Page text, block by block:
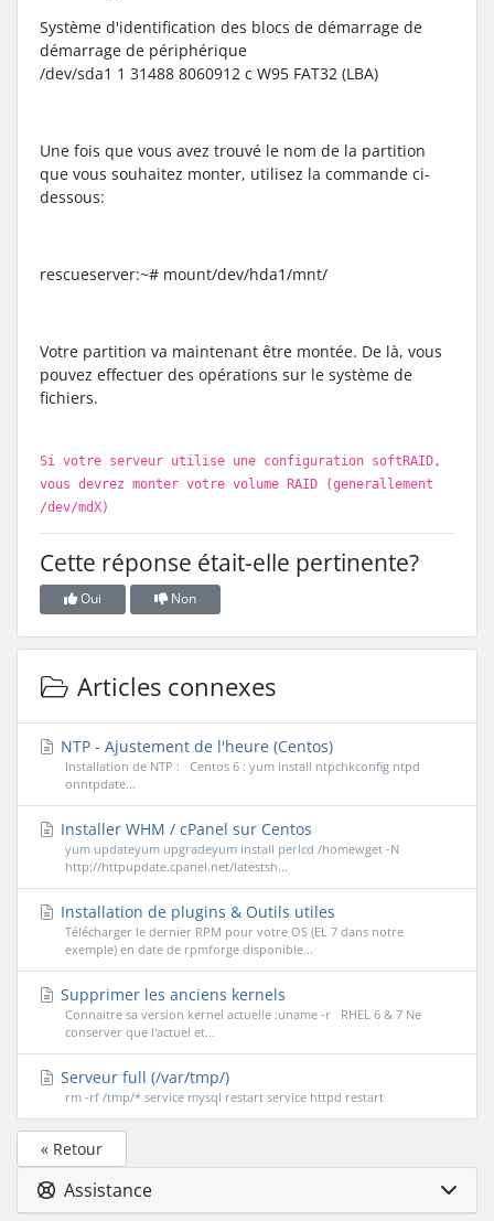
Système d'identification des blocs de démarrage de
démarrage de périphérique
/dev/sda1 1 31488 8060912 c W95 FAT32 (LBA)
Une fois que vous avez trouvé le nom de la partition
que vous souhaitez monter, utilisez la commande ci-
dessous:
rescueserver:~# mount/dev/hda1/mnt/
Votre partition va maintenant être montée. De là, vous
pouvez effectuer des opérations sur le système de
fichiers.
Si votre serveur utilise une configuration softRAID,
vous devrez monter votre volume RAID (generallement
/dev/mdX)
Cette réponse était-elle pertinente?
Oui Non
Articles connexes
NTP - Ajustement de l'heure (Centos)
Installation de NTP : Centos 6 : yum install ntpchkconfig ntpd
onntpdate...
Installer WHM / cPanel sur Centos
yum updateyum upgradeyum install perlcd /homewget -N
http://httpupdate.cpanel.net/latestsh...
Installation de plugins & Outils utiles
Télécharger le dernier RPM pour votre OS (EL 7 dans notre
exemple) en date de rpmforge disponible...
Supprimer les anciens kernels
Connaitre sa version kernel actuelle :uname -r RHEL 6 & 7 Ne
conserver que l'actuel et...
Serveur full (/var/tmp/)
rm -rf /tmp/* service mysql restart service httpd restart
« Retour
Assistance